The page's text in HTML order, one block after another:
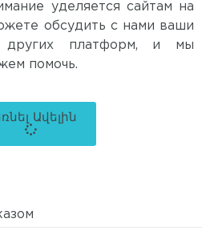
уделяется сайтам на
обсудить с нами ваши
других платформ, и мы
помочь.
Ավելին